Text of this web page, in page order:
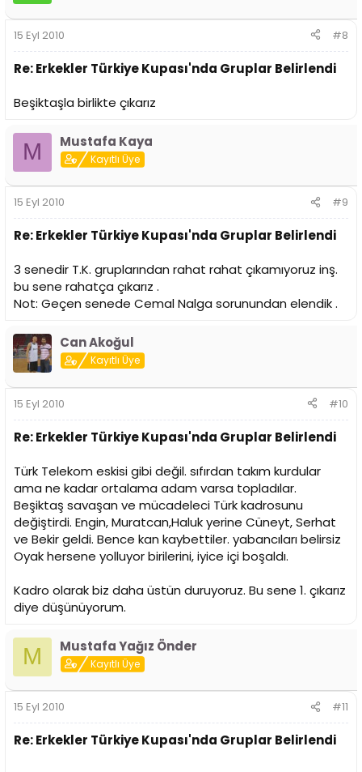
15 Eyl 2010 #8
Re: Erkekler Türkiye Kupası'nda Gruplar Belirlendi
Beşiktaşla birlikte çıkarız
M Mustafa Kaya
Kayıtlı Üye
15 Eyl 2010 #9
Re: Erkekler Türkiye Kupası'nda Gruplar Belirlendi
3 senedir T.K. gruplarından rahat rahat çıkamıyoruz inş.
bu sene rahatça çıkarız .
Not: Geçen senede Cemal Nalga sorunundan elendik .
Can Akoğul
Kayıtlı Üye
15 Eyl 2010 #10
Re: Erkekler Türkiye Kupası'nda Gruplar Belirlendi
Türk Telekom eskisi gibi değil. sıfırdan takım kurdular
ama ne kadar ortalama adam varsa topladılar.
Beşiktaş savaşan ve mücadeleci Türk kadrosunu
değiştirdi. Engin, Muratcan,Haluk yerine Cüneyt, Serhat
ve Bekir geldi. Bence kan kaybettiler. yabancıları belirsiz
Oyak hersene yolluyor birilerini, iyice içi boşaldı.
Kadro olarak biz daha üstün duruyoruz. Bu sene 1. çıkarız
diye düşünüyorum.
M Mustafa Yağız Önder
Kayıtlı Üye
15 Eyl 2010 #11
Re: Erkekler Türkiye Kupası'nda Gruplar Belirlendi